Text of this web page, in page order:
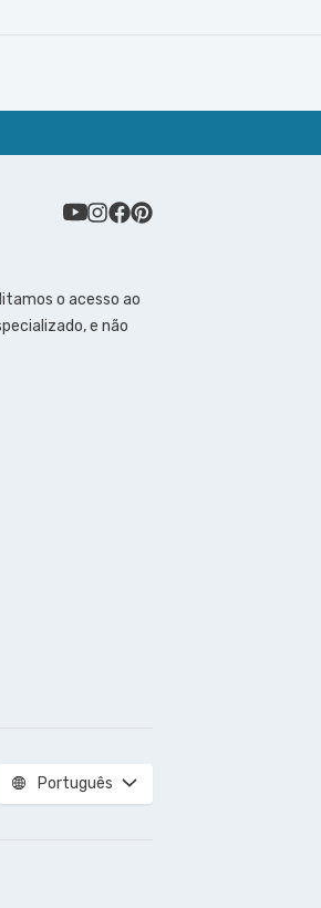
o acesso ao
e não
Português